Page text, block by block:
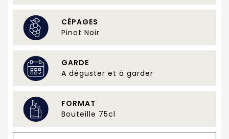
CÉPAGES
Pinot Noir
GARDE
A déguster et à garder
FORMAT
Bouteille 75cl